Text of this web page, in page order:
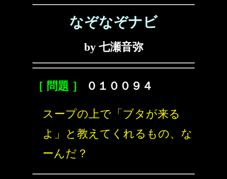
なぞなぞナビ
by 七瀬音弥
［ 問題 ］ ０１００９４
スープの上で「ブタが来る
よ」と教えてくれるもの、な
ーんだ？